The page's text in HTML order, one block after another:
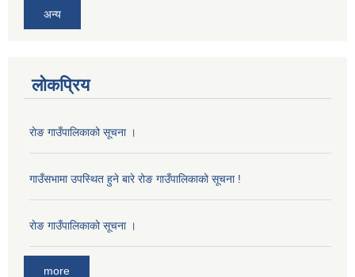
अन्य
लोकप्रिय
राेङ गाउँपालिकाको सूचना ।
गाउँसभामा उपस्थित हुने बारे रोङ गाउँपालिकाको सूचना !
राेङ गाउँपालिकाको सूचना ।
more